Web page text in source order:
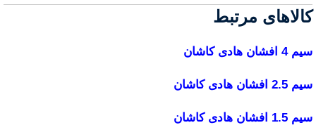
کالاهای مرتبط
سیم 4 افشان هادی کاشان
سیم 2.5 افشان هادی کاشان
سیم 1.5 افشان هادی کاشان